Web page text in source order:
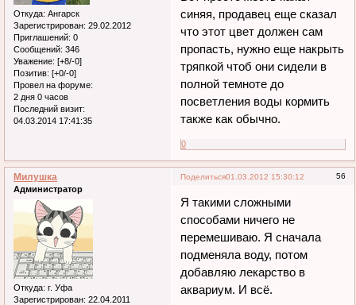
Откуда: Ангарск
Зарегистрирован: 29.02.2012
Приглашений: 0
Сообщений: 346
Уважение: [+8/-0]
Позитив: [+0/-0]
Провел на форуме:
2 дня 0 часов
Последний визит:
04.03.2014 17:41:35
синяя, продавец еще сказал
что этот цвет должен сам
пропасть, нужно еще накрыть
тряпкой чтоб они сидели в
полной темноте до
посветления воды кормить
также как обычно.
0
Поделиться 56
01.03.2012 15:30:12
Милушка
Администратор
Откуда: г. Уфа
Зарегистрирован: 22.04.2011
Я такими сложными
способами ничего не
перемешиваю. Я сначала
подменяла воду, потом
добавляю лекарство в
аквариум. И всё.